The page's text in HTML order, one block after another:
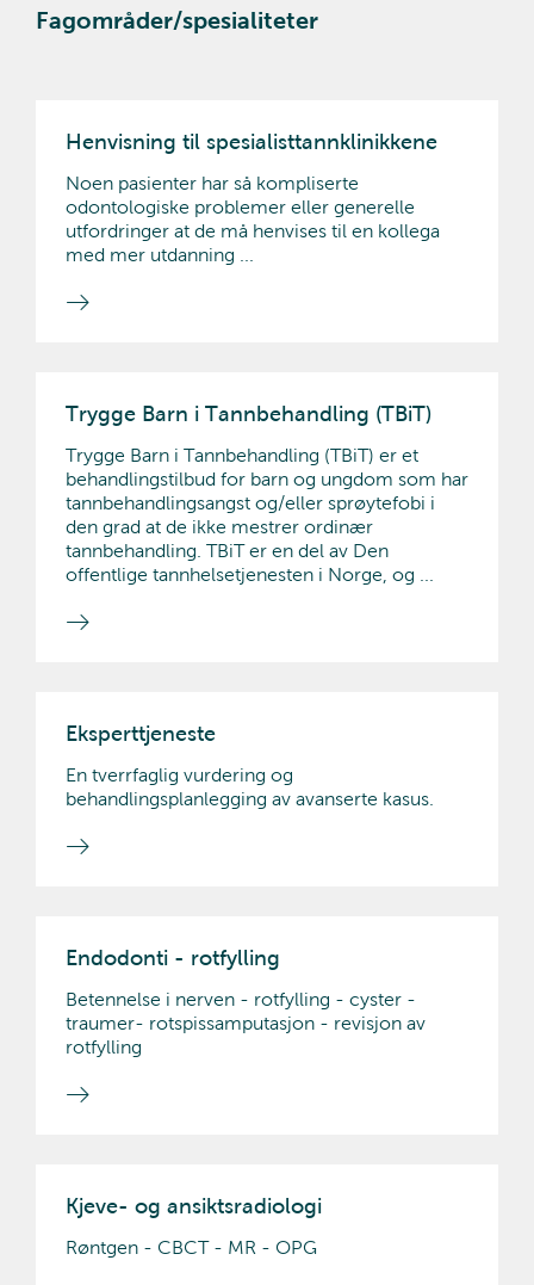
Fagområder/spesialiteter
Henvisning til spesialisttannklinikkene
Noen pasienter har så kompliserte
odontologiske problemer eller generelle
utfordringer at de må henvises til en kollega
med mer utdanning ...
Trygge Barn i Tannbehandling (TBiT)
Trygge Barn i Tannbehandling (TBiT) er et
behandlingstilbud for barn og ungdom som har
tannbehandlingsangst og/eller sprøytefobi i
den grad at de ikke mestrer ordinær
tannbehandling. TBiT er en del av Den
offentlige tannhelsetjenesten i Norge, og ...
Eksperttjeneste
En tverrfaglig vurdering og
behandlingsplanlegging av avanserte kasus.
Endodonti - rotfylling
Betennelse i nerven - rotfylling - cyster -
traumer- rotspissamputasjon - revisjon av
rotfylling
Kjeve- og ansiktsradiologi
Røntgen - CBCT - MR - OPG